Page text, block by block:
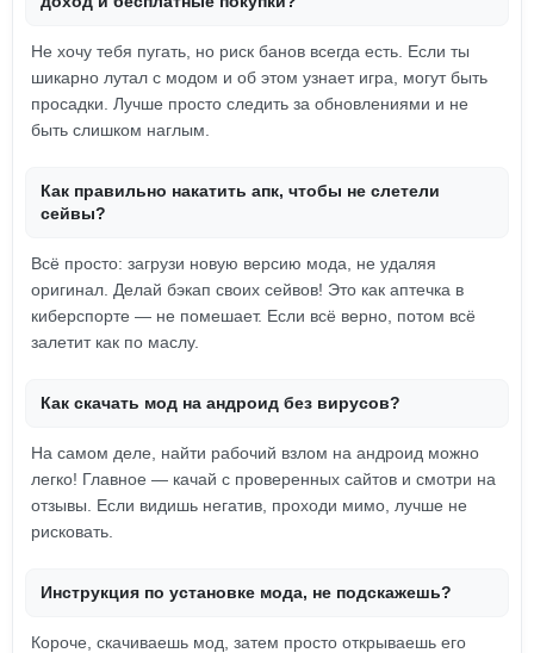
Не хочу тебя пугать, но риск банов всегда есть. Если ты
шикарно лутал с модом и об этом узнает игра, могут быть
просадки. Лучше просто следить за обновлениями и не
быть слишком наглым.
Как правильно накатить апк, чтобы не слетели
сейвы?
Всё просто: загрузи новую версию мода, не удаляя
оригинал. Делай бэкап своих сейвов! Это как аптечка в
киберспорте — не помешает. Если всё верно, потом всё
залетит как по маслу.
Как скачать мод на андроид без вирусов?
На самом деле, найти рабочий взлом на андроид можно
легко! Главное — качай с проверенных сайтов и смотри на
отзывы. Если видишь негатив, проходи мимо, лучше не
рисковать.
Инструкция по установке мода, не подскажешь?
Короче, скачиваешь мод, затем просто открываешь его